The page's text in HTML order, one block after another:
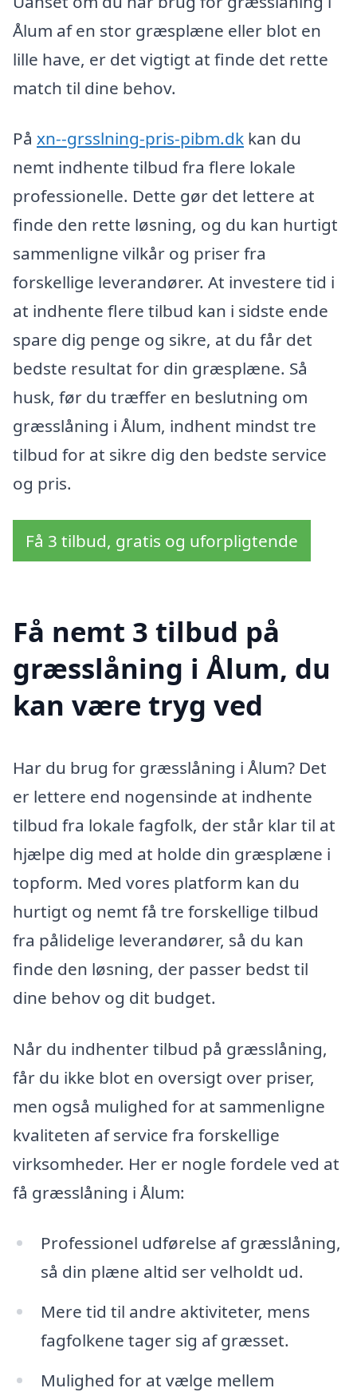
Ålum af en stor græsplæne eller blot en
lille have, er det vigtigt at finde det rette
match til dine behov.
På xn--grsslning-pris-pibm.dk kan du
nemt indhente tilbud fra flere lokale
professionelle. Dette gør det lettere at
finde den rette løsning, og du kan hurtigt
sammenligne vilkår og priser fra
forskellige leverandører. At investere tid i
at indhente flere tilbud kan i sidste ende
spare dig penge og sikre, at du får det
bedste resultat for din græsplæne. Så
husk, før du træffer en beslutning om
græsslåning i Ålum, indhent mindst tre
tilbud for at sikre dig den bedste service
og pris.
Få 3 tilbud, gratis og uforpligtende
Få nemt 3 tilbud på
græsslåning i Ålum, du
kan være tryg ved
Har du brug for græsslåning i Ålum? Det
er lettere end nogensinde at indhente
tilbud fra lokale fagfolk, der står klar til at
hjælpe dig med at holde din græsplæne i
topform. Med vores platform kan du
hurtigt og nemt få tre forskellige tilbud
fra pålidelige leverandører, så du kan
finde den løsning, der passer bedst til
dine behov og dit budget.
Når du indhenter tilbud på græsslåning,
får du ikke blot en oversigt over priser,
men også mulighed for at sammenligne
kvaliteten af service fra forskellige
virksomheder. Her er nogle fordele ved at
få græsslåning i Ålum:
Professionel udførelse af græsslåning,
så din plæne altid ser velholdt ud.
Mere tid til andre aktiviteter, mens
fagfolkene tager sig af græsset.
Mulighed for at vælge mellem